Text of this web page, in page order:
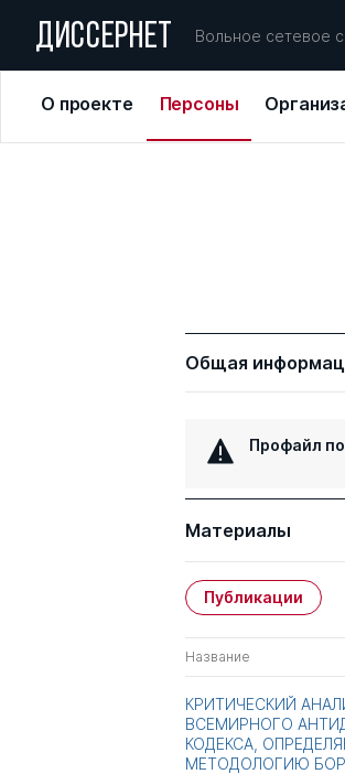
ДИССЕРНЕТ Вольное сетевое
О проекте Персоны
Общая
Профайл
Материалы
Публикации
Название
КРИТИЧЕСКИЙ
ВСЕМИРНОГО
КОДЕКСА,
МЕТОДОЛОГИЮ